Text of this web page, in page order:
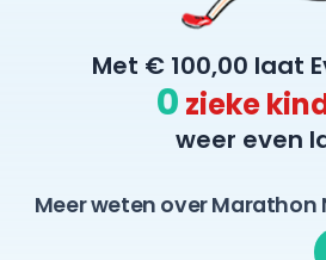
Met € 100,00 laat
0 zieke
weer even
Meer weten over Marathon